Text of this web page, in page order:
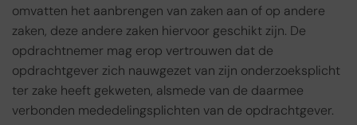
omvatten het aanbrengen van zaken aan of op andere
zaken, deze andere zaken hiervoor geschikt zijn. De
opdrachtnemer mag erop vertrouwen dat de
opdrachtgever zich nauwgezet van zijn onderzoeksplicht
ter zake heeft gekweten, alsmede van de daarmee
verbonden mededelingsplichten van de opdrachtgever.